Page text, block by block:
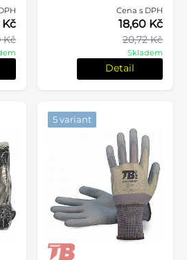
Kč
Kč
Cena s DPH
20,72 Kč
18,60 Kč
Skladem
Detail
5 variant